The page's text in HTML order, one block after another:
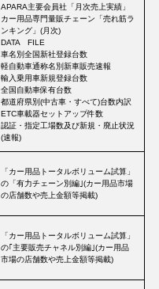
APARA主要会員社「月次売上実績」
カー用品専門量販チェーン「売れ筋ラ
ンキング」(月次)
DATA FILE
車名別全国新社登録台数
軽自動車通称名別新車販売速報
輸入乗用車新規登録台数
全国自動車保有台数
都道府県別(中古車・すべて)台数内訳
ETC車載器セットアップ件数
認証・指定工場数及び新規・廃止状況
(速報)
「カー用品トータルボリューム試算」
の「有力チェーン別編｣(カー用品市場
の店舗数や売上金額等掲載)
「カー用品トータルボリューム試算」
の｢主要販売チャネル別編｣(カー用品
市場の店舗数や売上金額等掲載)